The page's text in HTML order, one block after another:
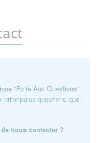
"Foire Aux Questions"
principales questions que
nous contacter ?